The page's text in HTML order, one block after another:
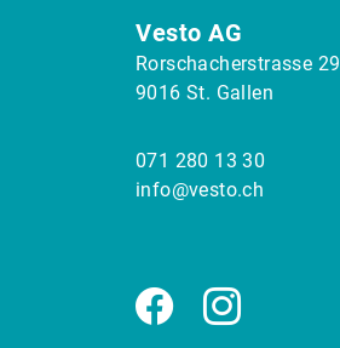
Vesto AG
Rorschacherstrasse
9016 St. Gallen
071 280 13 30
info@vesto.ch
FacebookInstagram